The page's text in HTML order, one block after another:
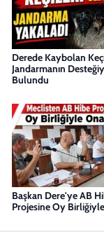
Derede Kaybolan
Jandarmanın
Bulundu
Başkan Dere'ye AB
Projesine Oy